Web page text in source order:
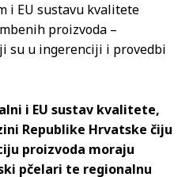
i EU sustavu kvalitete
proizvoda –
su u ingerenciji i provedbi
i EU sustav kvalitete,
Republike Hrvatske čiju
proizvoda moraju
pčelari te regionalnu